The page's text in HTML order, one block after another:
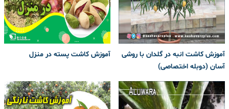
آموزش کاشت انبه در گلدان با روشی
آسان (دوبله اختصاصی)
آموزش کاشت پسته در منزل